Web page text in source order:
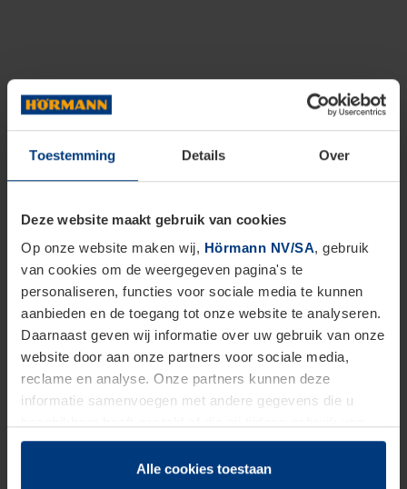
Toestemming Details Over
Deze website maakt gebruik van cookies
Op onze website maken wij, Hörmann NV/SA, gebruik
van cookies om de weergegeven pagina's te
personaliseren, functies voor sociale media te kunnen
aanbieden en de toegang tot onze website te analyseren.
Daarnaast geven wij informatie over uw gebruik van onze
website door aan onze partners voor sociale media,
reclame en analyse. Onze partners kunnen deze
informatie samenvoegen met andere gegevens die u
hun diensten hebben verzameld.
Juridisch hebben wij het recht om cookies op uw
Alle cookies toestaan